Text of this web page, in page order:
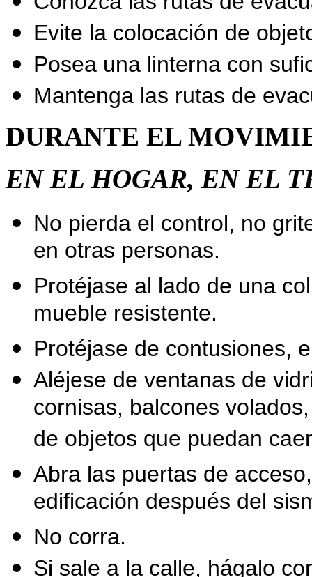
Evite la colocación de
Posea una linterna con
Mantenga las rutas de
DURANTE EL
EN EL HOGAR, EN EL
No pierda el control, no
en otras personas.
Protéjase al lado de una
mueble resistente.
Protéjase de contusiones,
Aléjese de ventanas de
cornisas, balcones
de objetos que puedan
Abra las puertas de
edificación después del
No corra.
Si sale a la calle, hágalo